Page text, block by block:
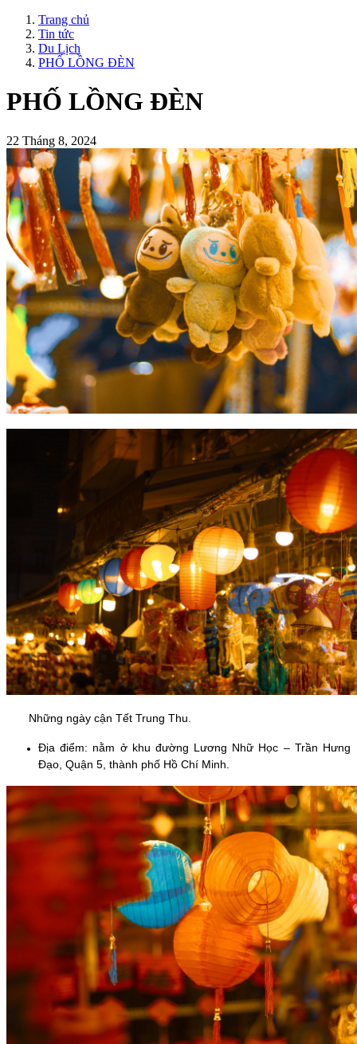
Trang chủ
Tin tức
Du Lịch
PHỐ LỒNG ĐÈN
PHỐ LỒNG ĐÈN
22 Tháng 8, 2024
Những ngày cận Tết Trung Thu.
Địa điểm: nằm ở khu đường Lương Nhữ Học – Trần Hưng
Đạo, Quận 5, thành phố Hồ Chí Minh.